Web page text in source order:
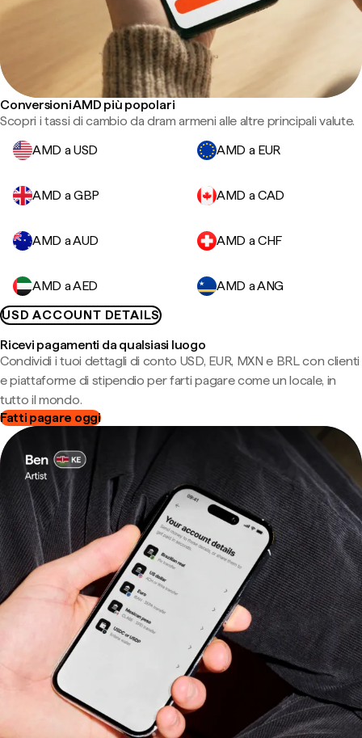
Conversioni AMD più popolari
Scopri i tassi di cambio da dram armeni alle altre principali valute.
AMD a USD
AMD a EUR
AMD a GBP AMD a CAD
AMD a AUD AMD a CHF
AMD a AED
AMD a ANG
USD ACCOUNT DETAILS
Ricevi pagamenti da qualsiasi luogo
Condividi i tuoi dettagli di conto USD, EUR, MXN e BRL con clienti
e piattaforme di stipendio per farti pagare come un locale, in
tutto il mondo.
Fatti pagare oggi